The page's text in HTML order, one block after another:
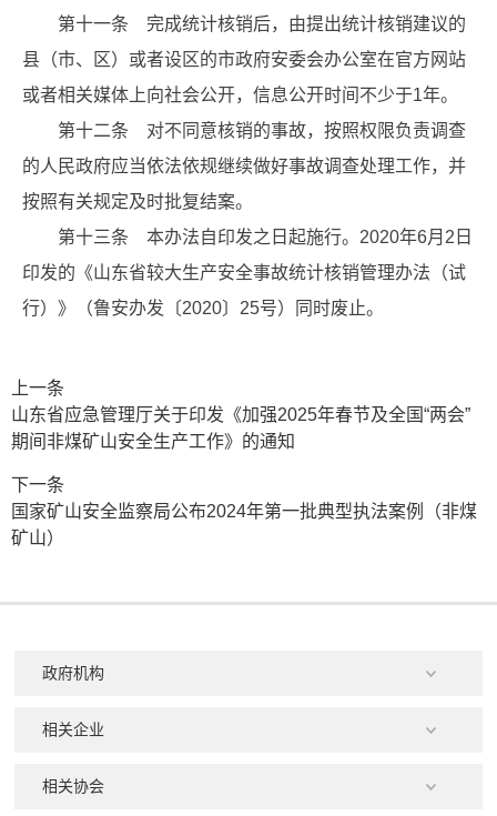
第十一条 完成统计核销后，由提出统计核销建议的
县（市、区）或者设区的市政府安委会办公室在官方网站
或者相关媒体上向社会公开，信息公开时间不少于1年。
第十二条 对不同意核销的事故，按照权限负责调查
的人民政府应当依法依规继续做好事故调查处理工作，并
按照有关规定及时批复结案。
第十三条 本办法自印发之日起施行。2020年6月2日
印发的《山东省较大生产安全事故统计核销管理办法（试
行）》（鲁安办发〔2020〕25号）同时废止。
上一条
山东省应急管理厅关于印发《加强2025年春节及全国“两会”
期间非煤矿山安全生产工作》的通知
下一条
国家矿山安全监察局公布2024年第一批典型执法案例（非煤
矿山）